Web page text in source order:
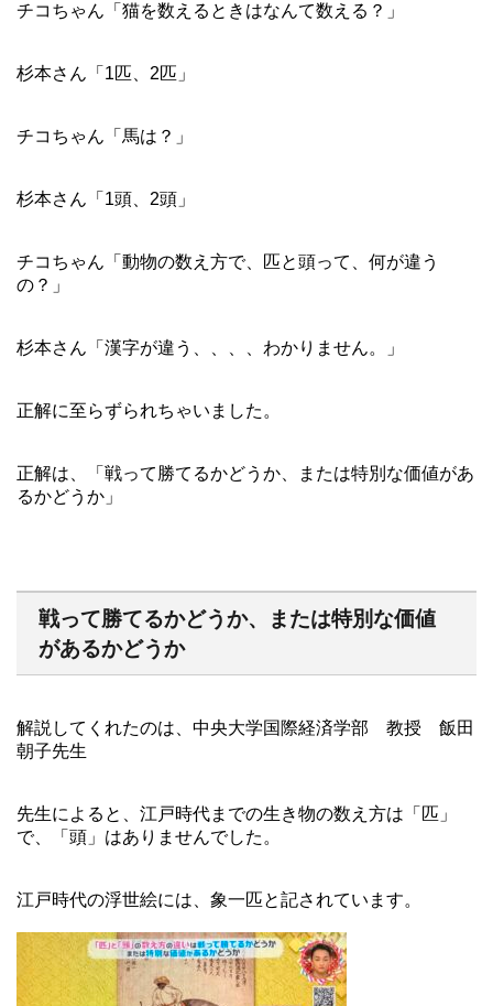
チコちゃん「猫を数えるときはなんて数える？」
杉本さん「1匹、2匹」
チコちゃん「馬は？」
杉本さん「1頭、2頭」
チコちゃん「動物の数え方で、匹と頭って、何が違う
の？」
杉本さん「漢字が違う、、、、わかりません。」
正解に至らずられちゃいました。
正解は、「戦って勝てるかどうか、または特別な価値があ
るかどうか」
戦って勝てるかどうか、または特別な価値
があるかどうか
解説してくれたのは、中央大学国際経済学部 教授 飯田
朝子先生
先生によると、江戸時代までの生き物の数え方は「匹」
で、「頭」はありませんでした。
江戸時代の浮世絵には、象一匹と記されています。